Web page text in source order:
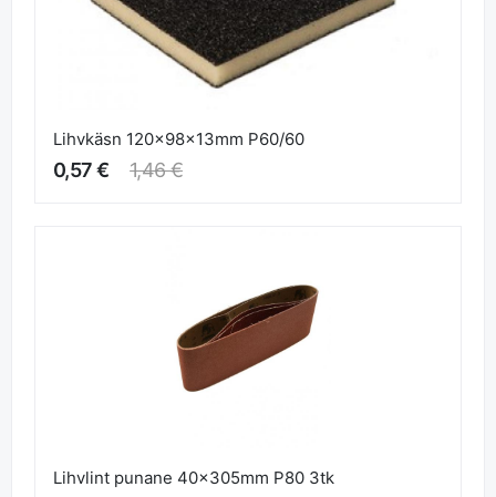
Lihvkäsn 120x98x13mm P60/60
0,57 € 1,46 €
Lihvlint punane 40x305mm P80 3tk